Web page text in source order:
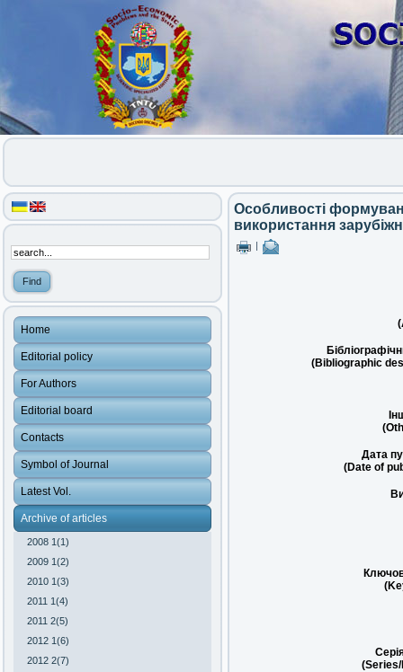
Home
Editorial policy
For Authors
Editorial board
Contacts
Symbol of Journal
Latest Vol.
Archive of articles
2008 1(1)
2009 1(2)
2010 1(3)
2011 1(4)
2011 2(5)
2012 1(6)
2012 2(7)
Особливості
використання
(Bibliographic
Дата
(Date of